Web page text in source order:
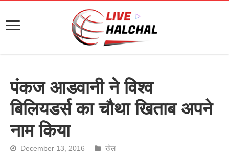
पंकज आडवानी ने विश्व
बिलियडर्स का चौथा खिताब अपने
नाम किया
December 13, 2016 खेल